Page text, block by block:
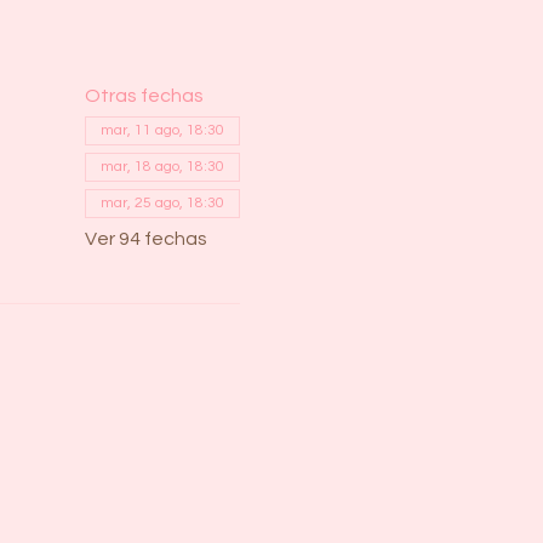
Otras fechas
mar, 11 ago, 18:30
mar, 18 ago, 18:30
mar, 25 ago, 18:30
Ver 94 fechas